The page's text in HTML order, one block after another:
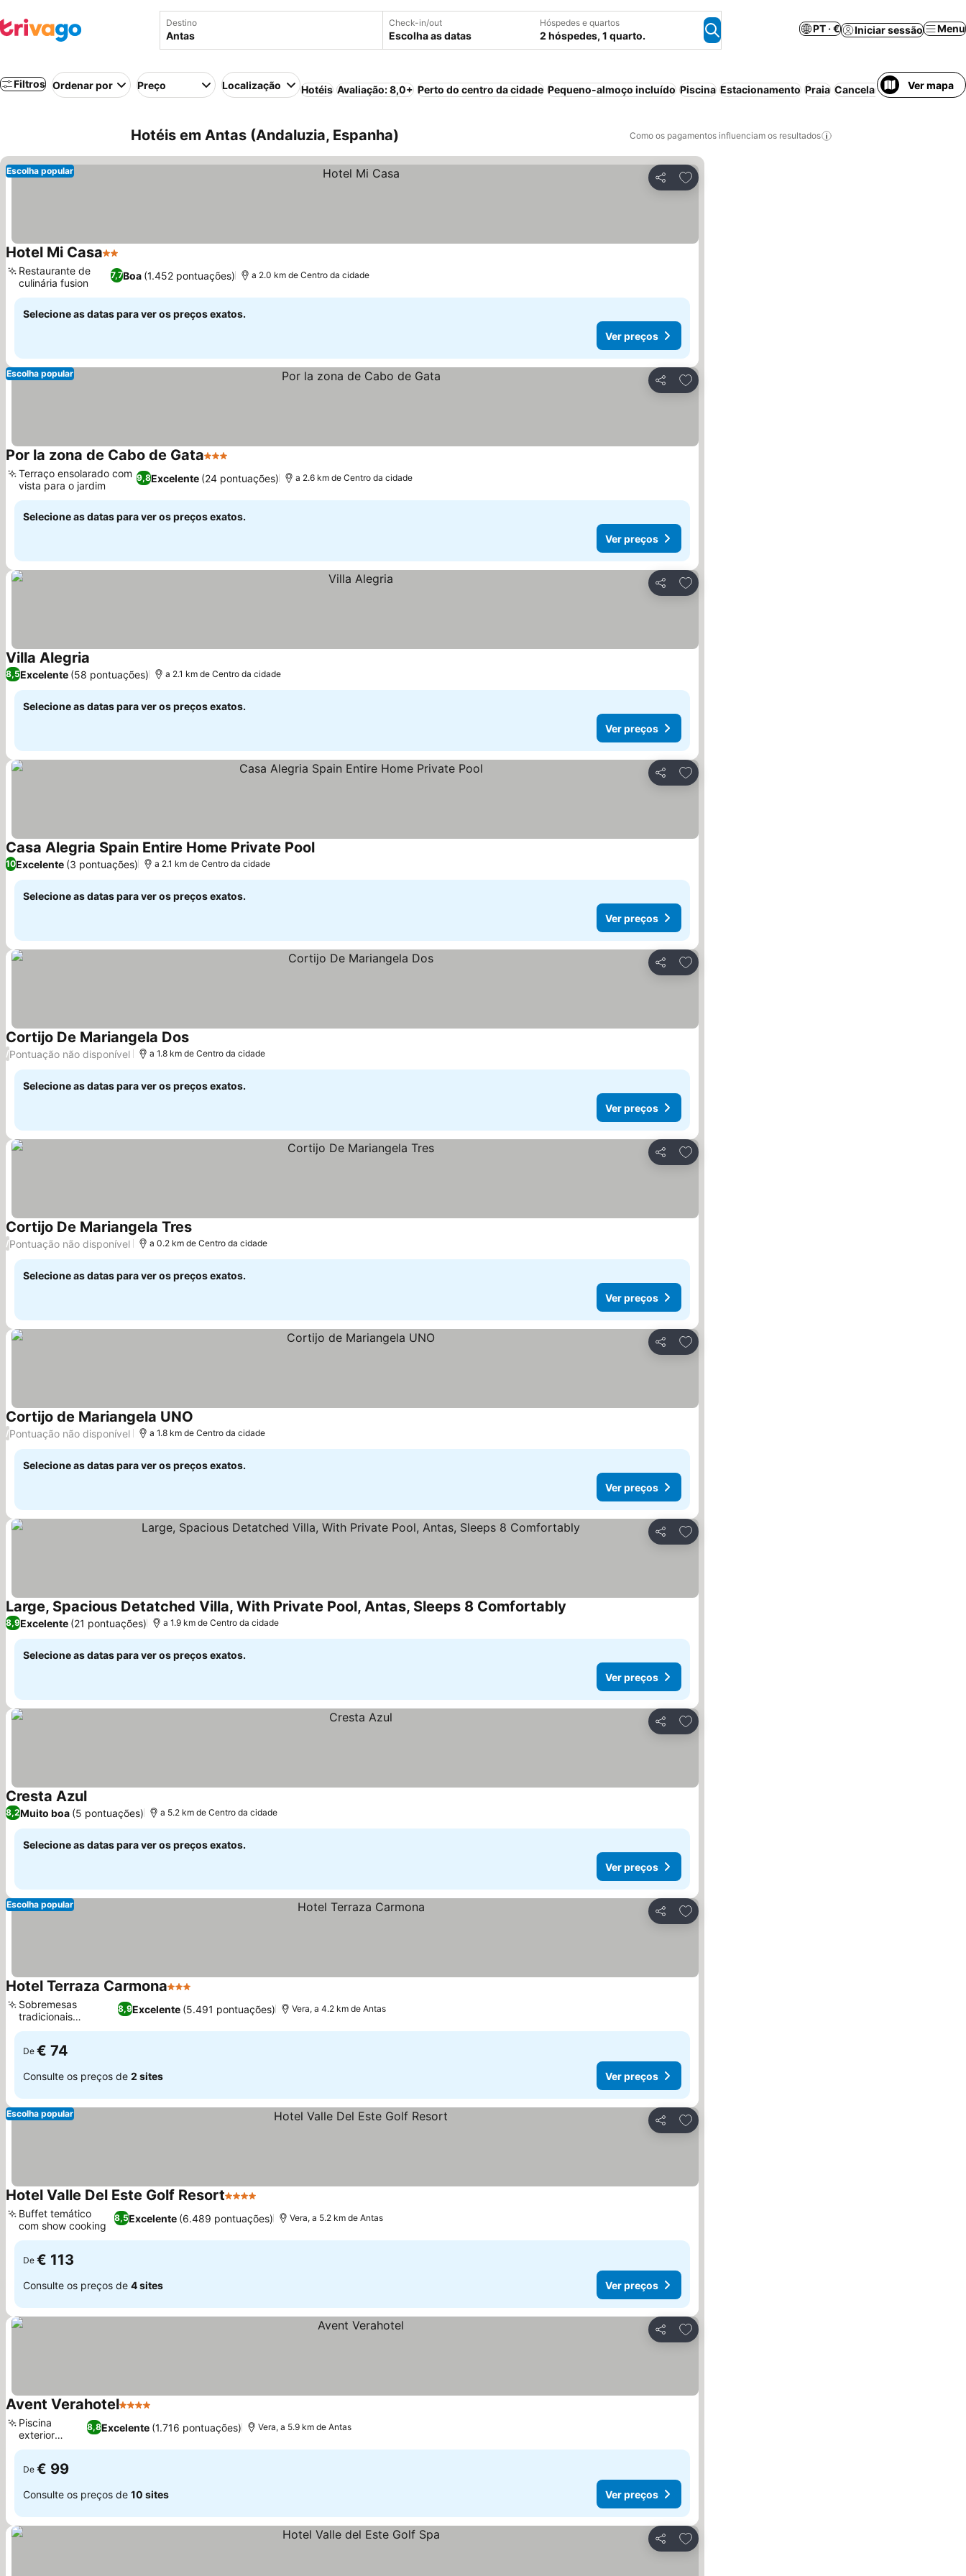
Destino Check-in/out
Escolha as datas
Hóspedes e quartos
2 hóspedes, 1 quarto.
PT · € Iniciar sessão Menu
Filtros Ordenar por Preço Localização Hotéis Avaliação: 8,0+ Perto do centro da cidade Pequeno-almoço incluído Piscina Estacionamento Praia Cancelamento gratuito
Ver mapa
Hotéis em Antas (Andaluzia, Espanha) Como os pagamentos influenciam os resultados
Partilhar
Adicionar aos favoritos
Escolha popular
Hotel Mi Casa2 Estrelas
7,7Boa (1.452 pontuações)
Restaurante de
culinária fusion
a 2.0 km de Centro da cidade
Selecione as datas para ver os preços exatos.
Ver preços
Partilhar
Adicionar aos favoritos
Escolha popular
Por la zona de Cabo de Gata3 Estrelas
9,8Excelente (24 pontuações)
Terraço ensolarado com
vista para o jardim
a 2.6 km de Centro da cidade
Selecione as datas para ver os preços exatos.
Ver preços
Partilhar
Adicionar aos favoritos
Villa Alegria
8,5Excelente (58 pontuações) a 2.1 km de Centro da cidade
Selecione as datas para ver os preços exatos.
Ver preços
Partilhar
Adicionar aos favoritos
Casa Alegria Spain Entire Home Private Pool
10Excelente (3 pontuações) a 2.1 km de Centro da cidade
Selecione as datas para ver os preços exatos.
Ver preços
Partilhar
Adicionar aos favoritos
Cortijo De Mariangela Dos
/Pontuação não disponível a 1.8 km de Centro da cidade
Selecione as datas para ver os preços exatos.
Ver preços
Partilhar
Adicionar aos favoritos
Cortijo De Mariangela Tres
/Pontuação não disponível a 0.2 km de Centro da cidade
Selecione as datas para ver os preços exatos.
Ver preços
Partilhar
Adicionar aos favoritos
Cortijo de Mariangela UNO
/Pontuação não disponível a 1.8 km de Centro da cidade
Selecione as datas para ver os preços exatos.
Ver preços
Partilhar
Adicionar aos favoritos
Large, Spacious Detatched Villa, With Private Pool, Antas, Sleeps 8 Comfortably
8,9Excelente (21 pontuações) a 1.9 km de Centro da cidade
Selecione as datas para ver os preços exatos.
Ver preços
Partilhar
Adicionar aos favoritos
Cresta Azul
8,2Muito boa (5 pontuações) a 5.2 km de Centro da cidade
Selecione as datas para ver os preços exatos.
Ver preços
Partilhar
Adicionar aos favoritos
Escolha popular
Hotel Terraza Carmona3 Estrelas
8,9Excelente (5.491 pontuações)
Sobremesas
tradicionais
resgatadas
Vera, a 4.2 km de Antas
De € 74
Consulte os preços de 2 sites Ver preços
Partilhar
Adicionar aos favoritos
Escolha popular
Hotel Valle Del Este Golf Resort4 Estrelas
8,5Excelente (6.489 pontuações)
Buffet temático
com show cooking
Vera, a 5.2 km de Antas
De € 113
Consulte os preços de 4 sites Ver preços
Partilhar
Adicionar aos favoritos
Avent Verahotel4 Estrelas
8,8Excelente (1.716 pontuações)
Piscina
exterior
sazonal
Vera, a 5.9 km de Antas
De € 99
Consulte os preços de 10 sites Ver preços
Partilhar
Adicionar aos favoritos